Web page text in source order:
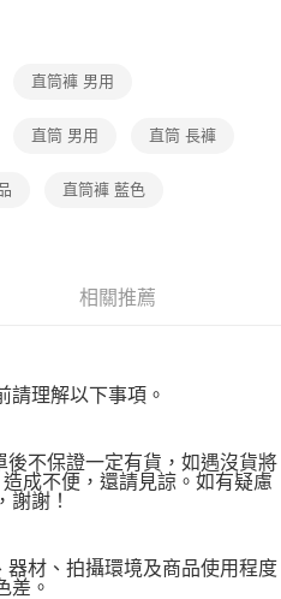
相關疑問，請聯繫「AFTEE先享後付
資料，並將交易相關給付款項請求債
者引起之損失，本公司不負相關責
直筒褲 男用
直筒 男用 直筒 長褲
直筒褲 藍色
相關推薦
請理解以下事項。
不保證一定有貨，如遇沒貨將
成不便，還請見諒。如有疑慮
謝謝！
材、拍攝環境及商品使用程度
差。